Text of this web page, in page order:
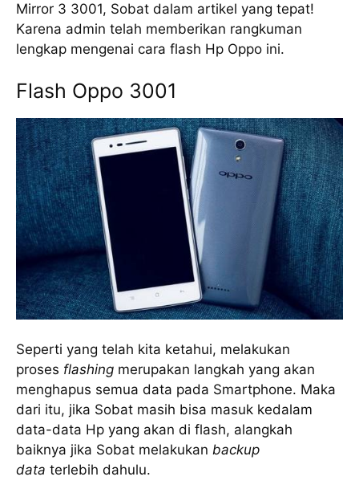
Mirror 3 3001, Sobat dalam artikel yang tepat!
Karena admin telah memberikan rangkuman
lengkap mengenai cara flash Hp Oppo ini.
Flash Oppo 3001
Seperti yang telah kita ketahui, melakukan
proses flashing merupakan langkah yang akan
menghapus semua data pada Smartphone. Maka
dari itu, jika Sobat masih bisa masuk kedalam
data-data Hp yang akan di flash, alangkah
baiknya jika Sobat melakukan backup
data terlebih dahulu.